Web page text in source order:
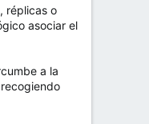
réplicas o
asociar el
a la